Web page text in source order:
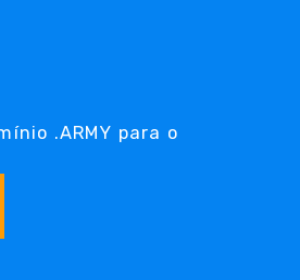
.ARMY para o